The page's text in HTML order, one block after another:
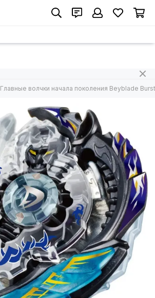
Главные волчки начала поколения Beyblade Burst